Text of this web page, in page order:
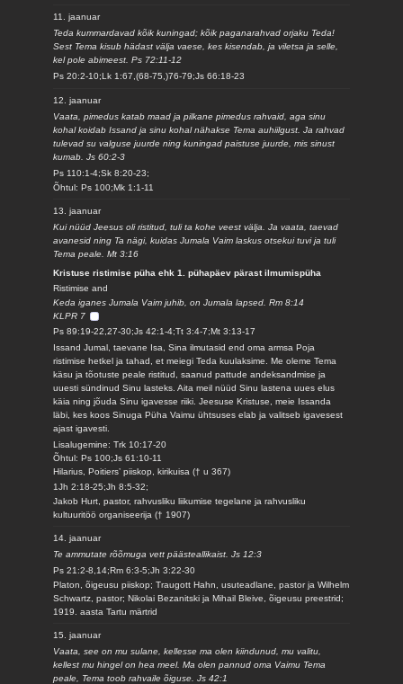
11. jaanuar
Teda kummardavad kõik kuningad; kõik paganarahvad orjaku Teda!
Sest Tema kisub hädast välja vaese, kes kisendab, ja viletsa ja selle,
kel pole abimeest. Ps 72:11-12
Ps 20:2-10;Lk 1:67,(68-75,)76-79;Js 66:18-23
12. jaanuar
Vaata, pimedus katab maad ja pilkane pimedus rahvaid, aga sinu
kohal koidab Issand ja sinu kohal nähakse Tema auhiilgust. Ja rahvad
tulevad su valguse juurde ning kuningad paistuse juurde, mis sinust
kumab. Js 60:2-3
Ps 110:1-4;Sk 8:20-23;
Õhtul: Ps 100;Mk 1:1-11
13. jaanuar
Kui nüüd Jeesus oli ristitud, tuli ta kohe veest välja. Ja vaata, taevad
avanesid ning Ta nägi, kuidas Jumala Vaim laskus otsekui tuvi ja tuli
Tema peale. Mt 3:16
Kristuse ristimise püha ehk 1. pühapäev pärast ilmumispüha
Ristimise and
Keda iganes Jumala Vaim juhib, on Jumala lapsed. Rm 8:14
KLPR 7
Ps 89:19-22,27-30;Js 42:1-4;Tt 3:4-7;Mt 3:13-17
Issand Jumal, taevane Isa, Sina ilmutasid end oma armsa Poja
ristimise hetkel ja tahad, et meiegi Teda kuulaksime. Me oleme Tema
käsu ja tõotuste peale ristitud, saanud pattude andeksandmise ja
uuesti sündinud Sinu lasteks. Aita meil nüüd Sinu lastena uues elus
käia ning jõuda Sinu igavesse riiki. Jeesuse Kristuse, meie Issanda
läbi, kes koos Sinuga Püha Vaimu ühtsuses elab ja valitseb igavesest
ajast igavesti.
Lisalugemine: Trk 10:17-20
Õhtul: Ps 100;Js 61:10-11
Hilarius, Poitiers’ piiskop, kirikuisa († u 367)
1Jh 2:18-25;Jh 8:5-32;
Jakob Hurt, pastor, rahvusliku liikumise tegelane ja rahvusliku
kultuuritöö organiseerija († 1907)
14. jaanuar
Te ammutate rõõmuga vett päästeallikaist. Js 12:3
Ps 21:2-8,14;Rm 6:3-5;Jh 3:22-30
Platon, õigeusu piiskop; Traugott Hahn, usuteadlane, pastor ja Wilhelm
Schwartz, pastor; Nikolai Bezanitski ja Mihail Bleive, õigeusu preestrid;
1919. aasta Tartu märtrid
15. jaanuar
Vaata, see on mu sulane, kellesse ma olen kiindunud, mu valitu,
kellest mu hingel on hea meel. Ma olen pannud oma Vaimu Tema
peale, Tema toob rahvaile õiguse. Js 42:1